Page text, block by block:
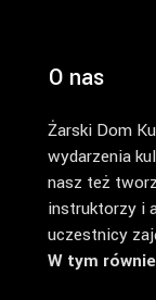
O nas
Żarski Dom
wydarzenia
nasz też
instruktorzy i
uczestnicy
W tym